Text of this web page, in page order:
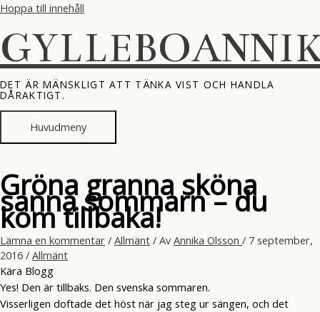
Hoppa till innehåll
DET ÄR MÄNSKLIGT ATT TÄNKA VIST OCH HANDLA
DÅRAKTIGT.
Huvudmeny
Gröna granna sköna
sanna sommarn – du
kom tillbaka!
Lämna en kommentar / Allmänt / Av Annika Olsson / 7 september,
2016 / Allmänt
Kära Blogg
Yes! Den är tillbaks. Den svenska sommaren.
Visserligen doftade det höst när jag steg ur sängen, och det